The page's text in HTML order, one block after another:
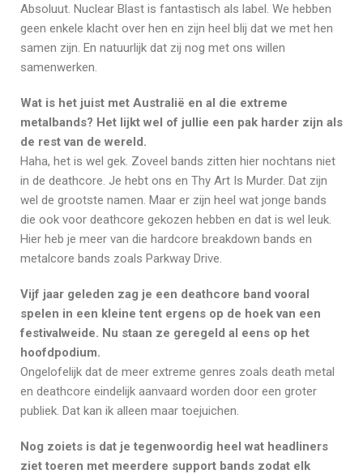
Absoluut. Nuclear Blast is fantastisch als label. We hebben
geen enkele klacht over hen en zijn heel blij dat we met hen
samen zijn. En natuurlijk dat zij nog met ons willen
samenwerken.
Wat is het juist met Australië en al die extreme
metalbands? Het lijkt wel of jullie een pak harder zijn als
de rest van de wereld.
Haha, het is wel gek. Zoveel bands zitten hier nochtans niet
in de deathcore. Je hebt ons en Thy Art Is Murder. Dat zijn
wel de grootste namen. Maar er zijn heel wat jonge bands
die ook voor deathcore gekozen hebben en dat is wel leuk.
Hier heb je meer van die hardcore breakdown bands en
metalcore bands zoals Parkway Drive.
Vijf jaar geleden zag je een deathcore band vooral
spelen in een kleine tent ergens op de hoek van een
festivalweide. Nu staan ze geregeld al eens op het
hoofdpodium.
Ongelofelijk dat de meer extreme genres zoals death metal
en deathcore eindelijk aanvaard worden door een groter
publiek. Dat kan ik alleen maar toejuichen.
Nog zoiets is dat je tegenwoordig heel wat headliners
ziet toeren met meerdere support bands zodat elk